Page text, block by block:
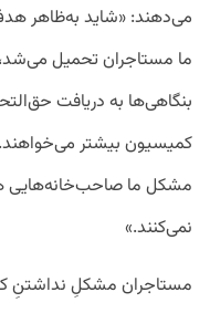
می‌دهند: «شاید به‌ظاهر
ما مستاجران تحمیل می‌شد،
بنگاهی‌ها به دریافت
کمیسیون بیشتر می‌خواهند.
مشکل ما صاحب‌خانه‌هایی
نمی‌کنند.»
مستاجران مشکلِ نداشتنِ کد